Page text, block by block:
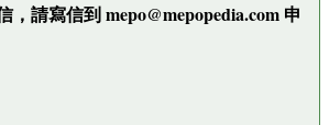
請寫信到 mepo@mepopedia.com 申